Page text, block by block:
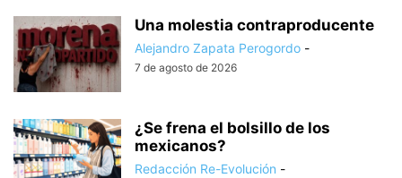
Una molestia contraproducente
Alejandro Zapata Perogordo -
7 de agosto de 2026
¿Se frena el bolsillo de los
mexicanos?
Redacción Re-Evolución -